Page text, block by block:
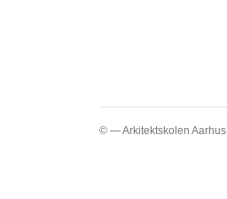
© — Arkitektskolen Aarhus